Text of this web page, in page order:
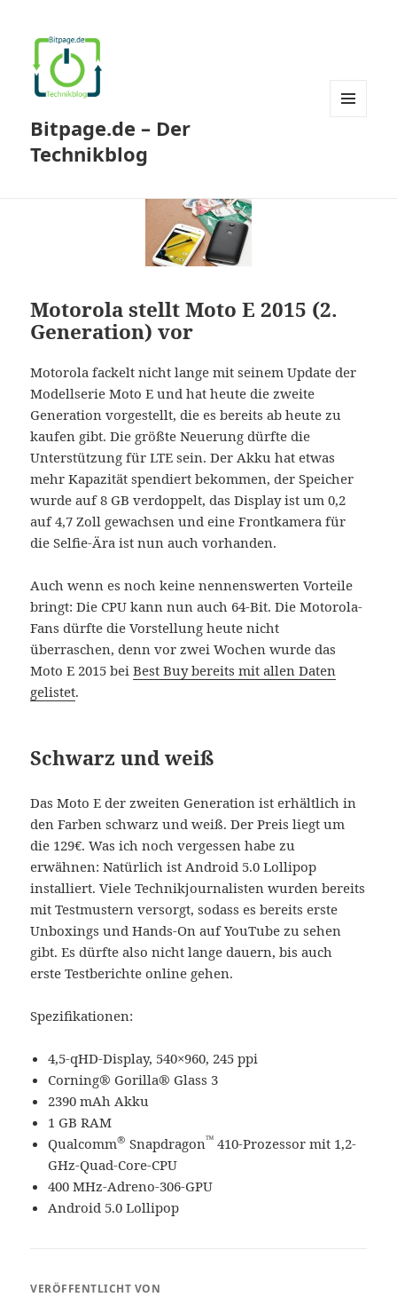
Bitpage.de – Der
Technikblog
Motorola stellt Moto E 2015 (2.
Generation) vor
Motorola fackelt nicht lange mit seinem Update der
Modellserie Moto E und hat heute die zweite
Generation vorgestellt, die es bereits ab heute zu
kaufen gibt. Die größte Neuerung dürfte die
Unterstützung für LTE sein. Der Akku hat etwas
mehr Kapazität spendiert bekommen, der Speicher
wurde auf 8 GB verdoppelt, das Display ist um 0,2
auf 4,7 Zoll gewachsen und eine Frontkamera für
die Selfie-Ära ist nun auch vorhanden.
Auch wenn es noch keine nennenswerten Vorteile
bringt: Die CPU kann nun auch 64-Bit. Die Motorola-
Fans dürfte die Vorstellung heute nicht
überraschen, denn vor zwei Wochen wurde das
Moto E 2015 beiBest Buy bereits mit allen Daten
gelistet.
Schwarz und weiß
Das Moto E der zweiten Generation ist erhältlich in
den Farben schwarz und weiß. Der Preis liegt um
die 129€. Was ich noch vergessen habe zu
erwähnen: Natürlich ist Android 5.0 Lollipop
installiert. Viele Technikjournalisten wurden bereits
mit Testmustern versorgt, sodass es bereits erste
Unboxings und Hands-On auf YouTube zu sehen
gibt. Es dürfte also nicht lange dauern, bis auch
erste Testberichte online gehen.
Spezifikationen:
4,5-qHD-Display, 540×960, 245 ppi
Corning® Gorilla® Glass 3
2390 mAh Akku
1 GB RAM
Qualcomm® Snapdragon™ 410-Prozessor mit 1,2-
GHz-Quad-Core-CPU
400 MHz-Adreno-306-GPU
Android 5.0 Lollipop
VERÖFFENTLICHT VON